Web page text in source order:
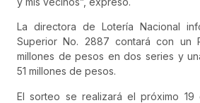
La directora de Lotería Nacional
Superior No. 2887 contará con un
millones de pesos en dos series y
51 millones de pesos.
El sorteo se realizará el próximo